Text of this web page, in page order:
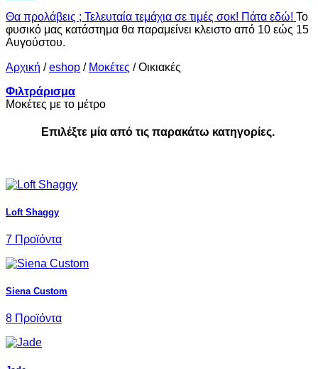
Θα προλάβεις ; Τελευταία τεμάχια σε τιμές σοκ! Πάτα εδώ! Το
φυσικό μας κατάστημα θα παραμείνει κλειστο από 10 εώς 15
Αυγούστου.
Αρχική /eshop / Μοκέτες /Οικιακές
Φιλτράρισμα
Μοκέτες με το μέτρο
Επιλέξτε μία από τις παρακάτω κατηγορίες.
Loft Shaggy
7 Προϊόντα
Siena Custom
8 Προϊόντα